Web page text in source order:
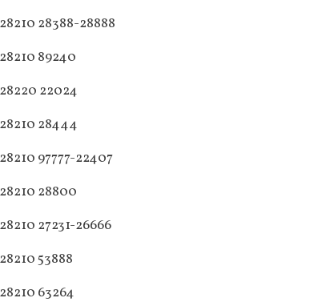
28210 28388-28888
28210 89240
28220 22024
28210 28444
28210 97777-22407
28210 28800
28210 27231-26666
28210 53888
28210 63264